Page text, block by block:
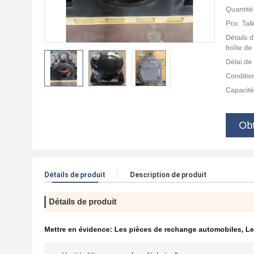
Prix:
Détails
boîte de
Délai
Détails de produit Description de produit
Détails de produit
Mettre en évidence: Les pièces de rechange automobiles,